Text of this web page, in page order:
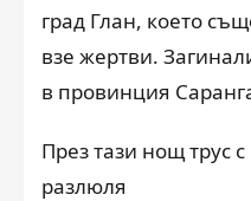
град Глан, което
взе жертви.
в провинция
През тази нощ трус
разлюля